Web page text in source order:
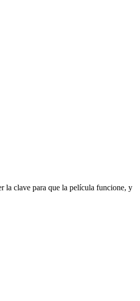
la clave para que la película funcione, y